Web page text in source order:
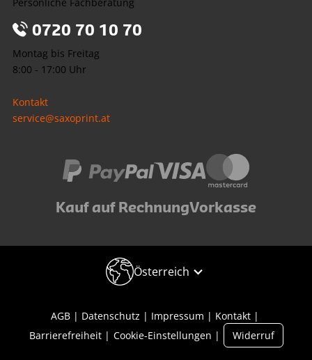
Persönliche Fachberatung
0720 70 10 70
Montag bis Freitag
8:00 - 17:00 Uhr
Kontakt
service@saxoprint.at
Kauf auf RechnungVorkasse
Österreich
AGB Datenschutz Impressum
Kontakt
Barrierefreiheit
Cookie-Einstellungen Widerruf